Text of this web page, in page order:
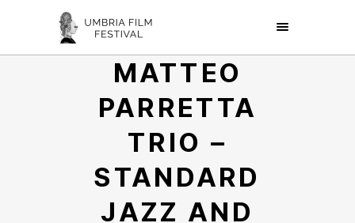
MATTEO
PARRETTA
TRIO –
STANDARD
JAZZ AND